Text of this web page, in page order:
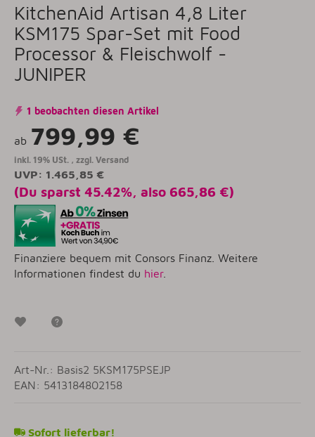
KitchenAid Artisan 4,8 Liter
KSM175 Spar-Set mit Food
Processor & Fleischwolf -
JUNIPER
1 beobachten diesen Artikel
ab 799,99 €
inkl. 19% USt. , zzgl. Versand
UVP: 1.465,85 €
(Du sparst 45.42%, also 665,86 €)
Finanziere bequem mit Consors Finanz. Weitere
Informationen findest du hier.
Art-Nr.: Basis2 5KSM175PSEJP
EAN: 5413184802158
Sofort lieferbar!
Wunschzettel